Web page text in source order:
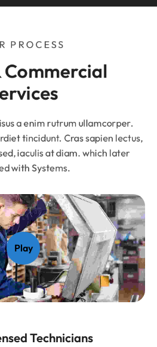
PROCESS
Commercial
a enim rutrum ullamcorper.
tincidunt. Cras sapien lectus,
iaculis at diam. which later
with Systems.
Play
Technicians